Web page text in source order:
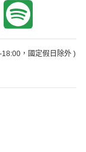
，國定假日除外 )